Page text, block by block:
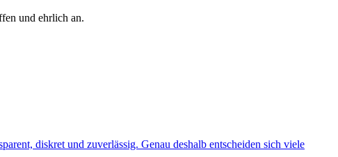
und ehrlich an.
diskret und zuverlässig. Genau deshalb entscheiden sich viele